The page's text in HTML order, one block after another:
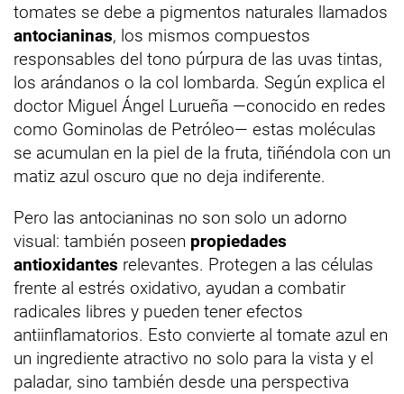
tomates se debe a pigmentos naturales llamados
antocianinas, los mismos compuestos
responsables del tono púrpura de las uvas tintas,
los arándanos o la col lombarda. Según explica el
doctor Miguel Ángel Lurueña —conocido en redes
como Gominolas de Petróleo— estas moléculas
se acumulan en la piel de la fruta, tiñéndola con un
matiz azul oscuro que no deja indiferente.
Pero las antocianinas no son solo un adorno
visual: también poseen propiedades
antioxidantes relevantes. Protegen a las células
frente al estrés oxidativo, ayudan a combatir
radicales libres y pueden tener efectos
antiinflamatorios. Esto convierte al tomate azul en
un ingrediente atractivo no solo para la vista y el
paladar, sino también desde una perspectiva